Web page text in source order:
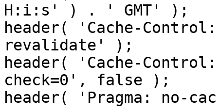
H:i:s' ) . ' GMT' );
header( 'Cache-
revalidate' );
header( 'Cache-
check=0', false );
header( 'Pragma: no-